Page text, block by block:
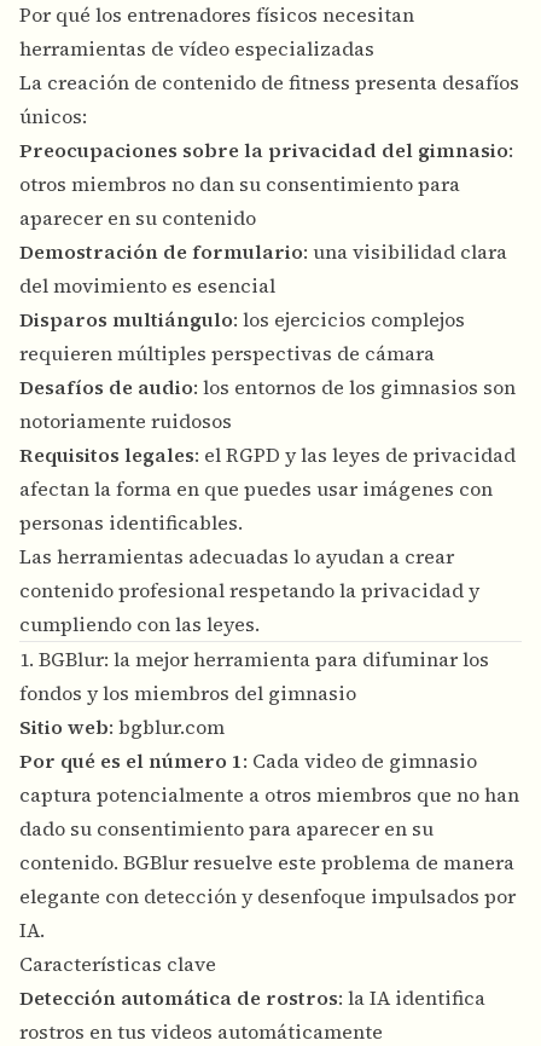
Por qué los entrenadores físicos necesitan
herramientas de vídeo especializadas
La creación de contenido de fitness presenta desafíos
únicos:
Preocupaciones sobre la privacidad del gimnasio:
otros miembros no dan su consentimiento para
aparecer en su contenido
Demostración de formulario: una visibilidad clara
del movimiento es esencial
Disparos multiángulo: los ejercicios complejos
requieren múltiples perspectivas de cámara
Desafíos de audio: los entornos de los gimnasios son
notoriamente ruidosos
Requisitos legales: el RGPD y las leyes de privacidad
afectan la forma en que puedes usar imágenes con
personas identificables.
Las herramientas adecuadas lo ayudan a crear
contenido profesional respetando la privacidad y
cumpliendo con las leyes.
1. BGBlur: la mejor herramienta para difuminar los
fondos y los miembros del gimnasio
Sitio web: bgblur.com
Por qué es el número 1: Cada video de gimnasio
captura potencialmente a otros miembros que no han
dado su consentimiento para aparecer en su
contenido. BGBlur resuelve este problema de manera
elegante con detección y desenfoque impulsados ​​por
IA.
Características clave
Detección automática de rostros: la IA identifica
rostros en tus videos automáticamente